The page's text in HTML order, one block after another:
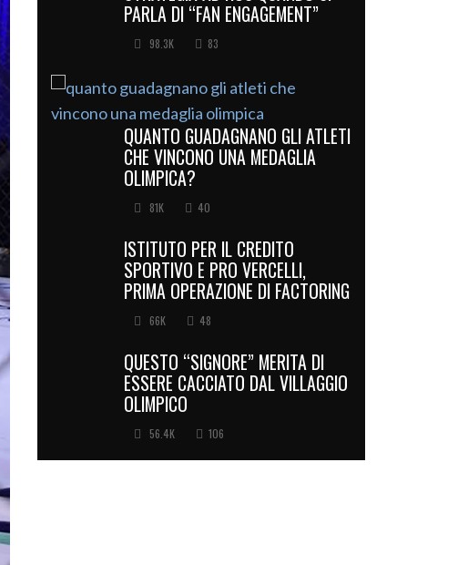
PARLA DI “FAN ENGAGEMENT”
98.3K 83
QUANTO GUADAGNANO GLI ATLETI
CHE VINCONO UNA MEDAGLIA
OLIMPICA?
81K 40
ISTITUTO PER IL CREDITO
SPORTIVO E PRO VERCELLI,
PRIMA OPERAZIONE DI FACTORING
66K 48
QUESTO “SIGNORE” MERITA DI
ESSERE CACCIATO DAL VILLAGGIO
OLIMPICO
56.4K 106